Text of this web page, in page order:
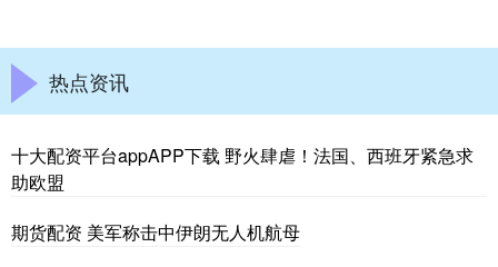
热点资讯
十大配资平台appAPP下载 野火肆虐！法国、西班牙紧急求
助欧盟
期货配资 美军称击中伊朗无人机航母